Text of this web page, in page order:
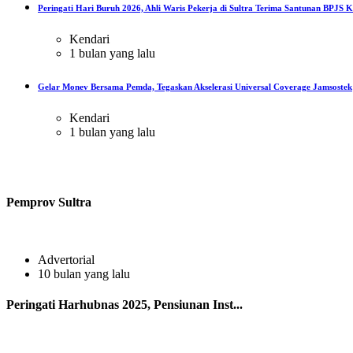
Peringati Hari Buruh 2026, Ahli Waris Pekerja di Sultra Terima Santunan BPJS
Kendari
1 bulan yang lalu
Gelar Monev Bersama Pemda, Tegaskan Akselerasi Universal Coverage Jamsostek
Kendari
1 bulan yang lalu
Pemprov Sultra
Advertorial
10 bulan yang lalu
Peringati Harhubnas 2025, Pensiunan Inst...